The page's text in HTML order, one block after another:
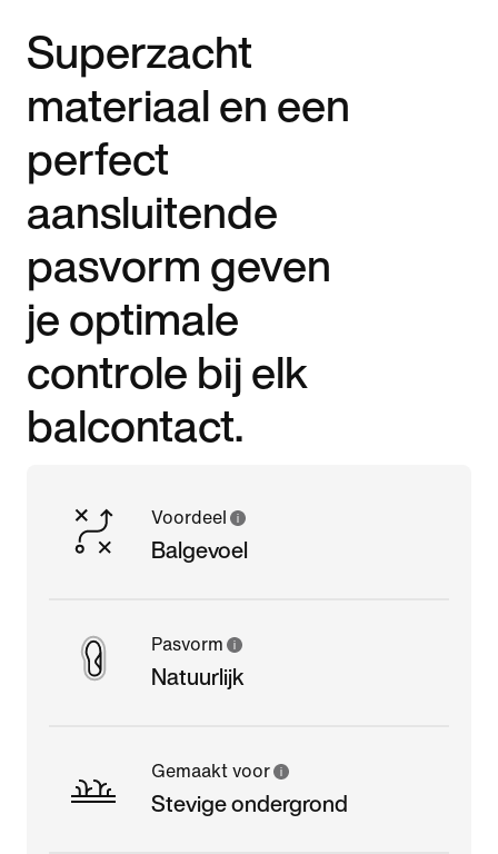
Superzacht
materiaal en een
perfect
aansluitende
pasvorm geven
je optimale
controle bij elk
balcontact.
Voordeel
Balgevoel
Pasvorm
Natuurlijk
Gemaakt voor
Stevige ondergrond